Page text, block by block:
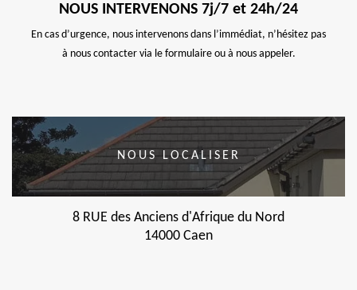
NOUS INTERVENONS 7j/7 et 24h/24
En cas d’urgence, nous intervenons dans l’immédiat, n’hésitez pas
à nous contacter via le formulaire ou à nous appeler.
NOUS LOCALISER
8 RUE des Anciens d'Afrique du Nord
14000 Caen